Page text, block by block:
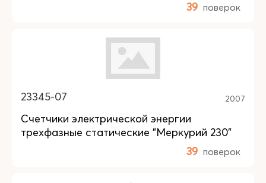
39 поверок
23345-07 2007
Счетчики электрической энергии
трехфазные статические "Меркурий 230"
39 поверок